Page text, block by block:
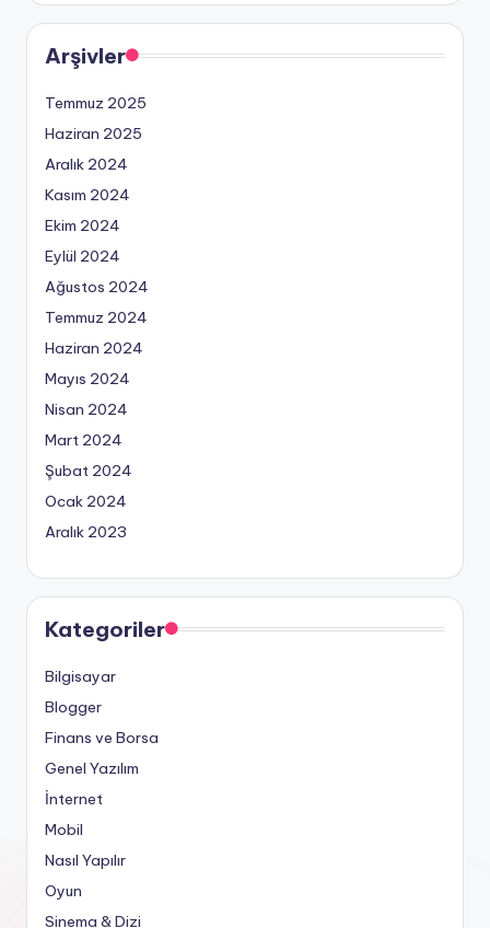
Arşivler
Temmuz 2025
Haziran 2025
Aralık 2024
Kasım 2024
Ekim 2024
Eylül 2024
Ağustos 2024
Temmuz 2024
Haziran 2024
Mayıs 2024
Nisan 2024
Mart 2024
Şubat 2024
Ocak 2024
Aralık 2023
Kategoriler
Bilgisayar
Blogger
Finans ve Borsa
Genel Yazılım
İnternet
Mobil
Nasıl Yapılır
Oyun
Sinema & Dizi